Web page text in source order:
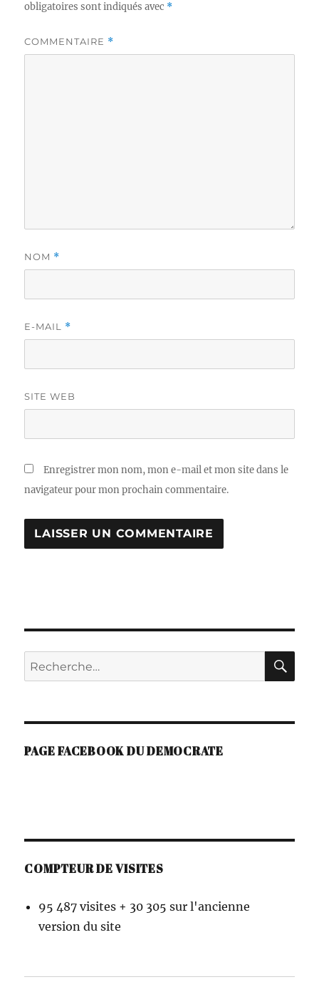
obligatoires sont indiqués avec *
COMMENTAIRE *
NOM *
E-MAIL *
SITE WEB
Enregistrer mon nom, mon e-mail et mon site dans le
navigateur pour mon prochain commentaire.
N
:
Recherche
pour :
PAGE FACEBOOK DU DEMOCRATE
COMPTEUR DE VISITES
95 487 visites + 30 305 sur l'ancienne
version du site